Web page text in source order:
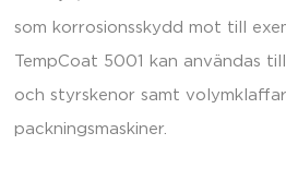
som korrosionsskydd mot till
TempCoat 5001 kan användas
och styrskenor samt
packningsmaskiner.